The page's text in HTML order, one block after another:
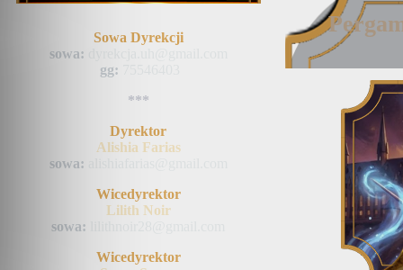
Sowa Dyrekcji
sowa:
gg:
***
Dyrektor
Alishia Farias
sowa:
Wicedyrektor
Lilith Noir
sowa:
Wicedyrektor